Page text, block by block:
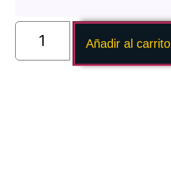
Añadir al carrito